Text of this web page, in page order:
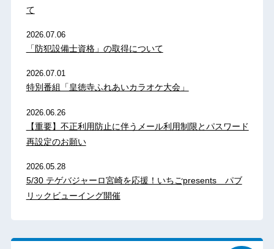
て
2026.07.06
「防犯設備士資格」の取得について
2026.07.01
特別番組「皇徳寺ふれあいカラオケ大会」
2026.06.26
【重要】不正利用防止に伴うメール利用制限とパスワード
再設定のお願い
2026.05.28
5/30 テゲバジャーロ宮崎を応援！いちごpresents パブ
リックビューイング開催